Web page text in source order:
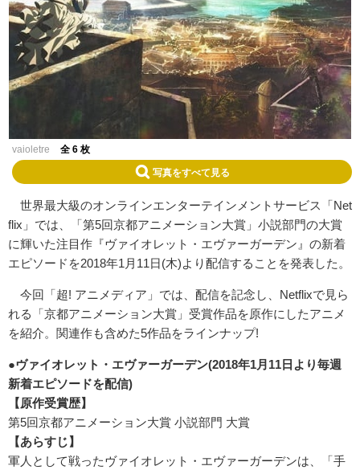
vaioletre 全 6 枚
写真をすべて見る
世界最大級のオンラインエンターテインメントサービス「Net
flix」では、「第5回京都アニメーション大賞」小説部門の大賞
に輝いた注目作『ヴァイオレット・エヴァーガーデン』の新着
エピソードを2018年1月11日(木)より配信することを発表した。
今回「超! アニメディア」では、配信を記念し、Netflixで見ら
れる「京都アニメーション大賞」受賞作品を原作にしたアニメ
を紹介。関連作も含めた5作品をラインナップ!
●ヴァイオレット・エヴァーガーデン(2018年1月11 日より毎週
新着エピソードを配信)
【原作受賞歴】
第5回京都アニメーション大賞 小説部門 大賞
【あらすじ】
軍人として戦ったヴァイオレット・エヴァーガーデンは、「手